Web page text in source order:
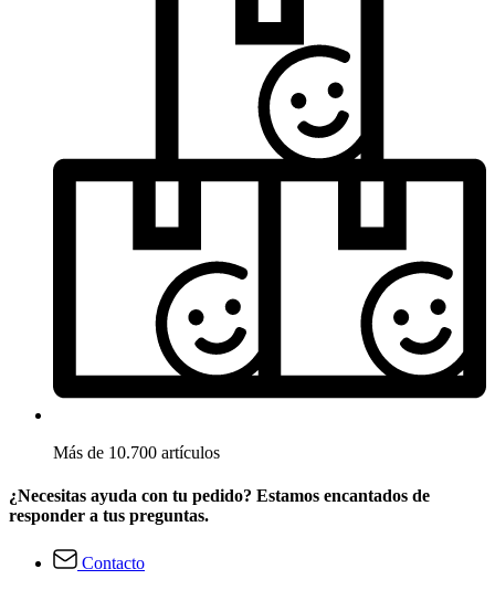
Más de 10.700 artículos
¿Necesitas ayuda con tu pedido? Estamos encantados de
responder a tus preguntas.
Contacto